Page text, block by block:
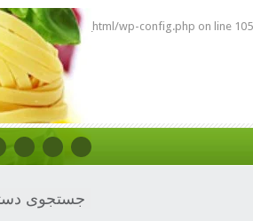
public_html/wp-config.php on line 105
جستجوی